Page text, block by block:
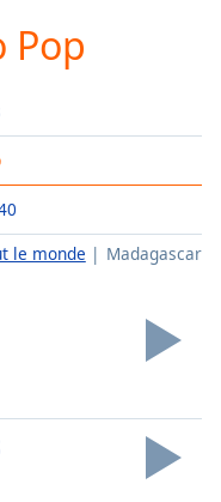
Pop
le monde Madagascar